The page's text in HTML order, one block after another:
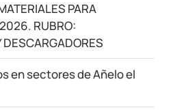
PARA
RUBRO:
en sectores de Añelo el